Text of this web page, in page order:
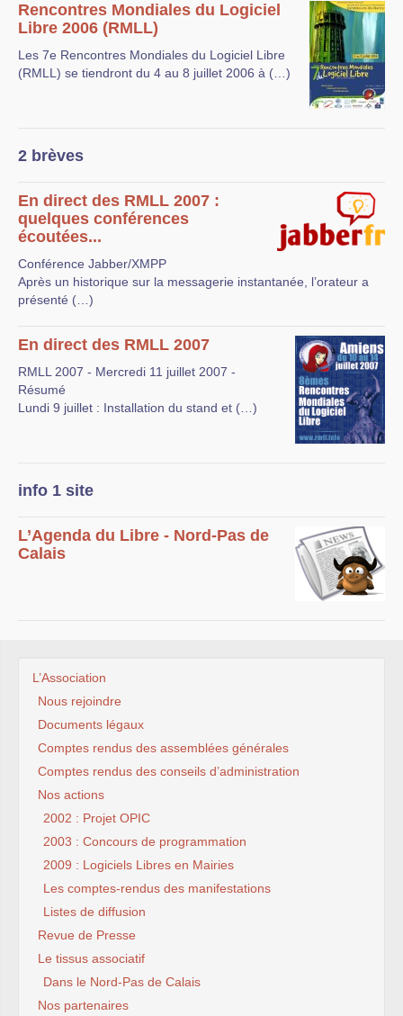
Rencontres Mondiales du Logiciel
Libre 2006 (RMLL)
Les 7e Rencontres Mondiales du Logiciel Libre
(RMLL) se tiendront du 4 au 8 juillet 2006 à (…)
2 brèves
En direct des RMLL 2007 :
quelques conférences
écoutées...
Conférence Jabber/XMPP
Après un historique sur la messagerie instantanée, l’orateur a
présenté (…)
En direct des RMLL 2007
RMLL 2007 - Mercredi 11 juillet 2007 -
Résumé
Lundi 9 juillet : Installation du stand et (…)
info 1 site
L’Agenda du Libre - Nord-Pas de
Calais
L’Association
Nous rejoindre
Documents légaux
Comptes rendus des assemblées générales
Comptes rendus des conseils d’administration
Nos actions
2002 : Projet OPIC
2003 : Concours de programmation
2009 : Logiciels Libres en Mairies
Les comptes-rendus des manifestations
Listes de diffusion
Revue de Presse
Le tissus associatif
Dans le Nord-Pas de Calais
Nos partenaires